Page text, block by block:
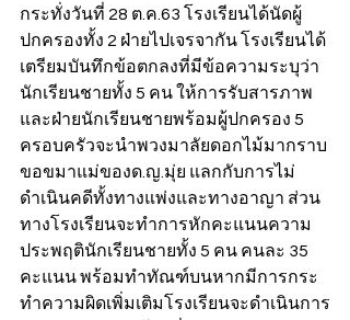
กระทั่งวันที่ 28 ต.ค.63 โรงเรียนได้นัดผู้
ปกครองทั้ง 2 ฝ่ายไปเจรจากัน โรงเรียนได้
เตรียมบันทึกข้อตกลงที่มีข้อความระบุว่า
นักเรียนชายทั้ง 5 คน ให้การรับสารภาพ
และฝ่ายนักเรียนชายพร้อมผู้ปกครอง 5
ครอบครัวจะนำพวงมาลัยดอกไม้มากราบ
ขอขมาแม่ของด.ญ.มุ่ย แลกกับการไม่
ดำเนินคดีทั้งทางแพ่งและทางอาญา ส่วน
ทางโรงเรียนจะทำการหักคะแนนความ
ประพฤตินักเรียนชายทั้ง 5 คน คนละ 35
คะแนน พร้อมทำทัณฑ์บนหากมีการกระ
ทำความผิดเพิ่มเติมโรงเรียนจะดำเนินการ